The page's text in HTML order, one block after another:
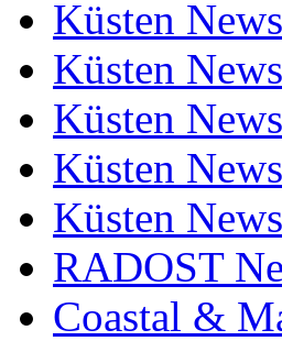
Küsten
Küsten
Küsten
Küsten
Küsten
RADOST
Coastal &